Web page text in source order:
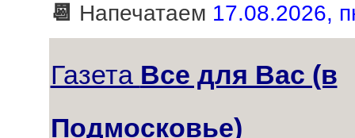
📆 Напечатаем 17.08.2026,
Газета Все для Вас (в
Подмосковье)